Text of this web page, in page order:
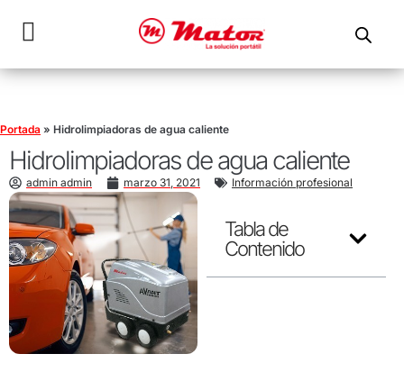
Portada » Hidrolimpiadoras de agua caliente
Hidrolimpiadoras de agua caliente
admin admin marzo 31, 2021 Información profesional
Tabla de
Contenido